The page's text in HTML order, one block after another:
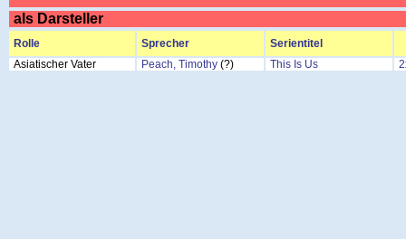
als Darsteller
Rolle Sprecher
Serientitel
Asiatischer Vater
Peach, Timothy (?) This Is Us